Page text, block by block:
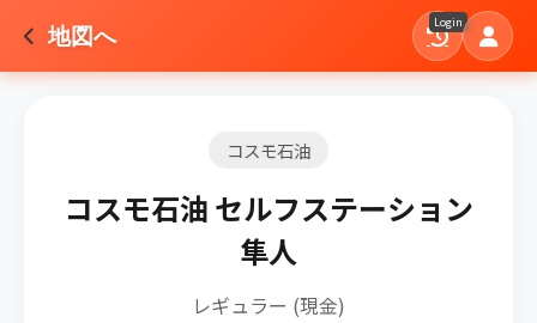
地図へ Login
コスモ石油
コスモ石油 セルフステーション
隼人
レギュラー (現金)